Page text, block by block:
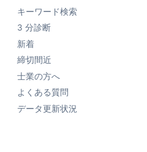
キーワード検索
3 分診断
新着
締切間近
士業の方へ
よくある質問
データ更新状況